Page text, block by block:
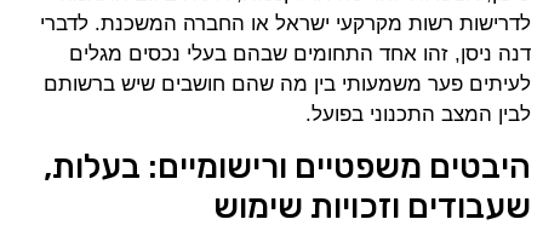
לדרישות רשות מקרקעי ישראל או החברה המשכנת. לדברי
דנה ניסן, זהו אחד התחומים שבהם בעלי נכסים מגלים
לעיתים פער משמעותי בין מה שהם חושבים שיש ברשותם
לבין המצב התכנוני בפועל.
היבטים משפטיים ורישומיים: בעלות,
שעבודים וזכויות שימוש